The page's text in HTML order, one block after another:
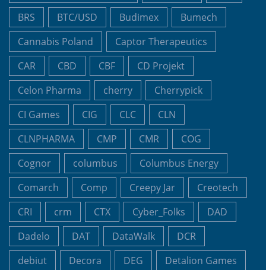
BRS
BTC/USD Budimex
Bumech
Cannabis Poland
Captor Therapeutics
CAR
CBD CBF
CD Projekt
Celon Pharma
cherry
Cherrypick
CI Games
CIG CLC
CLN
CLNPHARMA
CMP CMR
COG
Cognor
columbus
Columbus Energy
Comarch
Comp Creepy Jar
Creotech
CRI
crm CTX Cyber_Folks
DAD
Dadelo
DAT DataWalk
DCR
debiut
Decora DEG
Detalion Games